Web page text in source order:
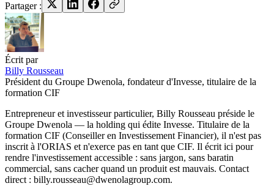
Partager :
Écrit par
Billy Rousseau
Président du Groupe Dwenola, fondateur d'Invesse, titulaire de la
formation CIF
Entrepreneur et investisseur particulier, Billy Rousseau préside le
Groupe Dwenola — la holding qui édite Invesse. Titulaire de la
formation CIF (Conseiller en Investissement Financier), il n'est pas
inscrit à l'ORIAS et n'exerce pas en tant que CIF. Il écrit ici pour
rendre l'investissement accessible : sans jargon, sans baratin
commercial, sans cacher quand un produit est mauvais. Contact
direct : billy.rousseau@dwenolagroup.com.